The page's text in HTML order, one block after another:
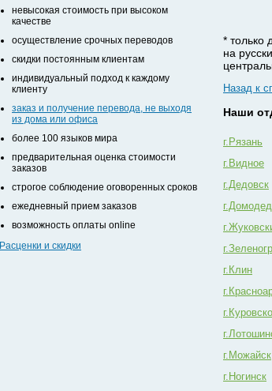
невысокая стоимость при высоком
качестве
осуществление срочных переводов
скидки постоянным клиентам
индивидуальный подход к каждому
клиенту
заказ и получение перевода, не выходя
из дома или офиса
более 100 языков мира
предварительная оценка стоимости
заказов
строгое соблюдение оговоренных сроков
ежедневный прием заказов
возможность оплаты online
Расценки и скидки
* только
на
Назад к
Наши
г.Рязань
г.Видное
г.Дедовск
г.Клин
г.Можайск
г.Ногинск